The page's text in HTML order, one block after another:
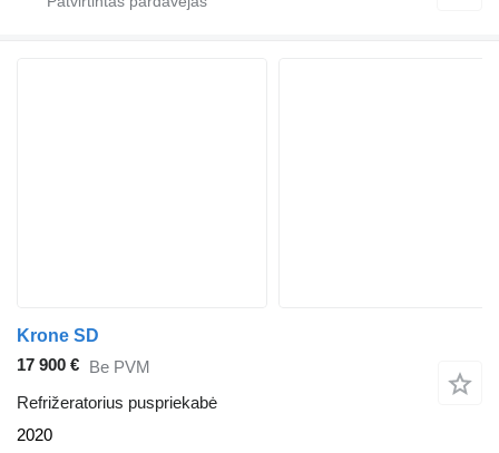
Krone SD
17 900 € Be PVM
Refrižeratorius puspriekabė
2020